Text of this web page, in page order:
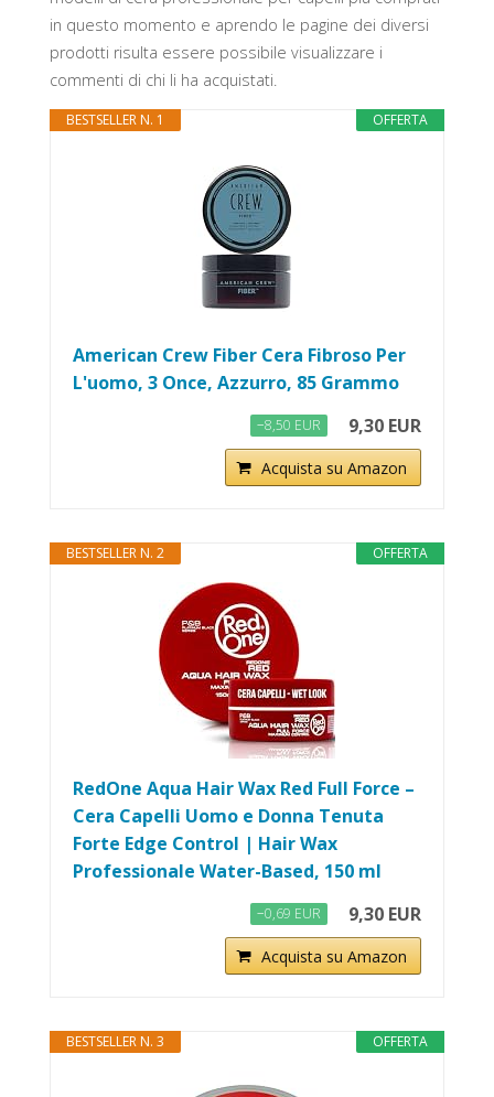
in questo momento e aprendo le pagine dei diversi
prodotti risulta essere possibile visualizzare i
commenti di chi li ha acquistati.
OFFERTA
BESTSELLER N. 1
American Crew Fiber Cera Fibroso Per
L'uomo, 3 Once, Azzurro, 85 Grammo
−8,50 EUR 9,30 EUR
Acquista su Amazon
OFFERTA
BESTSELLER N. 2
RedOne Aqua Hair Wax Red Full Force –
Cera Capelli Uomo e Donna Tenuta
Forte Edge Control | Hair Wax
Professionale Water-Based, 150 ml
−0,69 EUR 9,30 EUR
Acquista su Amazon
OFFERTA
BESTSELLER N. 3